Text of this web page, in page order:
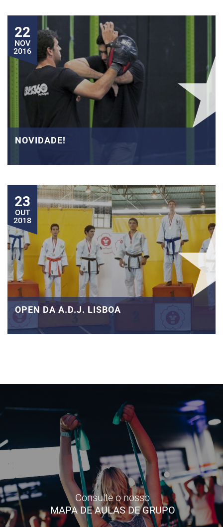
22
NOV
2016
NOVIDADE!
23
OUT
2018
OPEN DA A.D.J. LISBOA
Consulte o nosso
MAPA DE AULAS DE GRUPO